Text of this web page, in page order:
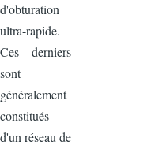
d'obturation
ultra-rapide.
Ces derniers
sont
généralement
constitués
d'un réseau de